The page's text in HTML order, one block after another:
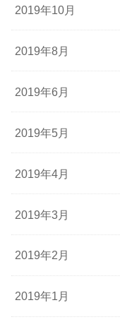
2019年10月
2019年8月
2019年6月
2019年5月
2019年4月
2019年3月
2019年2月
2019年1月